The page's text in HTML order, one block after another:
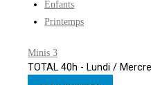
Enfants
Printemps
Minis 3
TOTAL 40h - Lundi /